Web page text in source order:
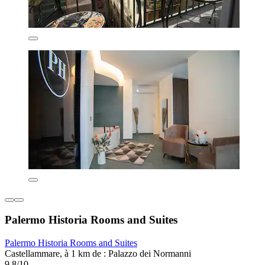
Palermo Historia Rooms and Suites
Palermo Historia Rooms and Suites
Castellammare, à 1 km de : Palazzo dei Normanni